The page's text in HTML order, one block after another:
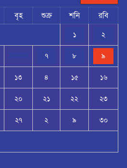
বৃহ শুক্র শনি রবি
১ ২
৭ ৮ ৯
১৩ ৪ ১৫ ১৬
২০ ২১ ২২ ২৩
২৭ ২ ৯ ৩০